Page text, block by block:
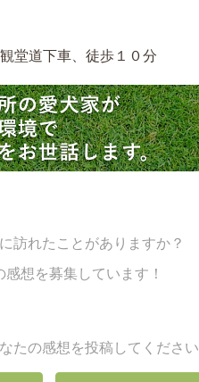
堂道下車、徒歩１０分
訪れたことがありますか？
感想を募集しています！
たの感想を投稿してください